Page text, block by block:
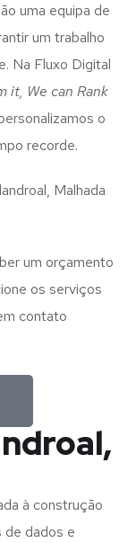
uma equipa de
um trabalho
Na Fluxo Digital
it, We can Rank
o
recorde.
Malhada
um orçamento
os serviços
contato
à construção
de dados e